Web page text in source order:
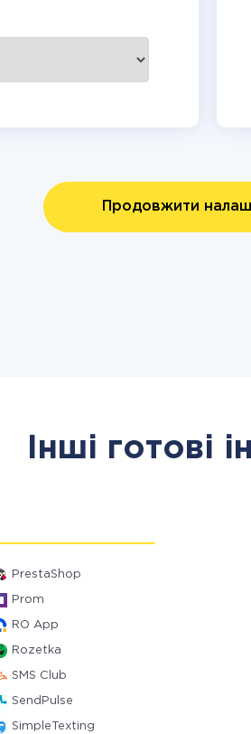
Продовжити
Інші готові
PrestaShop
Prom
RO App
Rozetka
SMS Club
SendPulse
SimpleTexting